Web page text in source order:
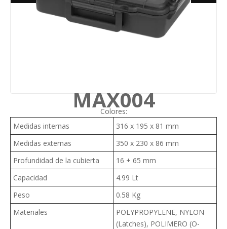
MAX004
Colores:
Medidas internas
316 x 195 x 81 mm
Medidas externas
350 x 230 x 86 mm
Profundidad de la cubierta
16 + 65 mm
Capacidad
4.99 Lt
Peso
0.58 Kg
Materiales
POLYPROPYLENE, NYLON
(Latches), POLIMERO (O-